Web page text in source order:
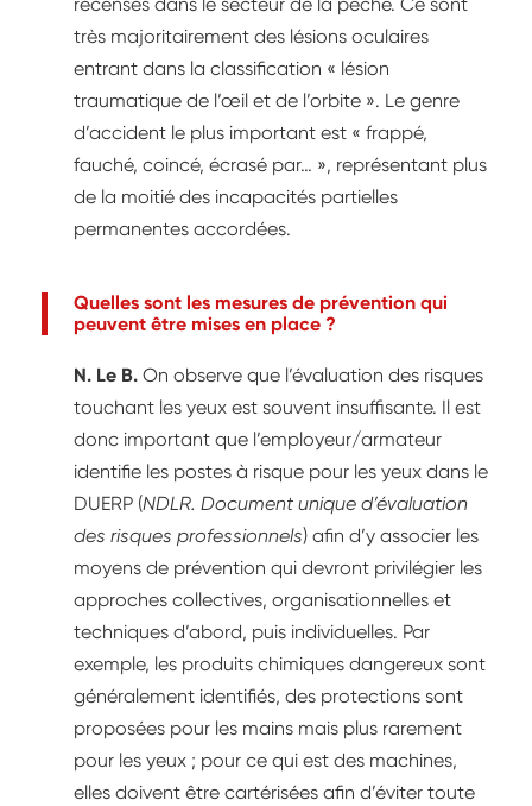
très majoritairement des lésions oculaires
entrant dans la classification « lésion
traumatique de l’œil et de l’orbite ». Le genre
d’accident le plus important est « frappé,
fauché, coincé, écrasé par… », représentant plus
de la moitié des incapacités partielles
permanentes accordées.
Quelles sont les mesures de prévention qui
peuvent être mises en place ?
N. Le B. On observe que l’évaluation des risques
touchant les yeux est souvent insuffisante. Il est
donc important que l’employeur/armateur
identifie les postes à risque pour les yeux dans le
DUERP (NDLR. Document unique d’évaluation
des risques professionnels) afin d’y associer les
moyens de prévention qui devront privilégier les
approches collectives, organisationnelles et
techniques d’abord, puis individuelles. Par
exemple, les produits chimiques dangereux sont
généralement identifiés, des protections sont
proposées pour les mains mais plus rarement
pour les yeux ; pour ce qui est des machines,
elles doivent être cartérisées afin d’éviter toute